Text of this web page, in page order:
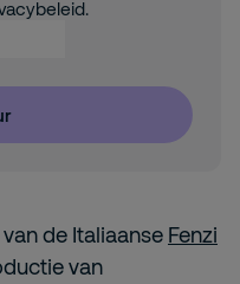
de Italiaanse Fenzi
van